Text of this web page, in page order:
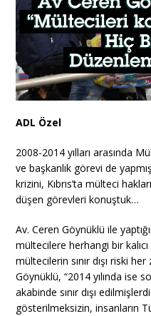
ADL Özel
2008-2014 yılları arasında
ve başkanlık görevi de
krizini, Kıbrıs’ta mülteci
düşen görevleri konuştuk…
Av. Ceren Göynüklü ile
mültecilere herhangi bir
mültecilerin sınır dışı riski
Göynüklü, “2014 yılında ise
akabinde sınır dışı
gösterilmeksizin, insanların